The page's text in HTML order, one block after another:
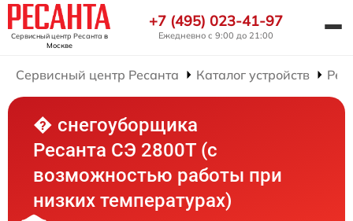
Сервисный центр Ресанта в
Москве
+7 (495) 023-41-97
Ежедневно с 9:00 до 21:00
Сервисный центр Ресанта Каталог устройств
� снегоуборщика
Ресанта СЭ 2800Т (с
возможностью работы при
низких температурах)